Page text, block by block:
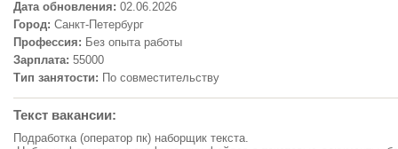
Дата обновления: 02.06.2026
Город: Санкт-Петербург
Профессия: Без опыта работы
Зарплата: 55000
Тип занятости: По совместительству
Текст вакансии:
Подработка (оператор пк) наборщик текста.